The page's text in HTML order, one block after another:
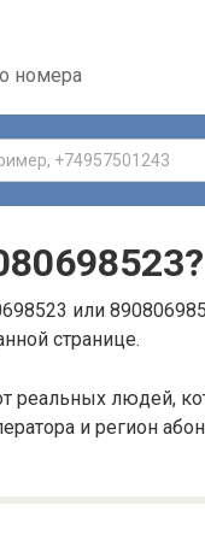
номера
?
или
странице.
реальных людей,
и регион